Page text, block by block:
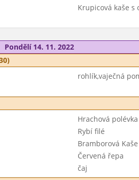
Krupicová kaše s
Pondělí 14. 11. 2022
rohlík,vaječná
Hrachová polévka
Rybí filé
Bramborová Kaše
Červená řepa
čaj